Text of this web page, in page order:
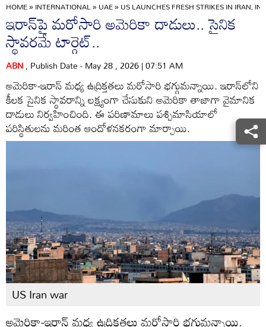
HOME»INTERNATIONAL»UAE»US LAUNCHES FRESH STRIKES IN IRAN,
ఇరాన్‌పై మరోసారి అమెరికా దాడులు.. సైనిక
స్థావరమే టార్గెట్..
ABN, Publish Date - May 28 , 2026 | 07:51 AM
అమెరికా-ఇరాన్ మధ్య ఉద్రిక్తతలు మరోసారి భగ్గుమన్నాయి. ఇరాన్‌లోని
కీలక సైనిక స్థావరాన్ని లక్ష్యంగా చేసుకుని అమెరికా తాజాగా వైమానిక
దాడులు నిర్వహించింది. ఈ పరిణామాలు పశ్చిమాసియాలో
పరిస్థితులను మరింత ఆందోళనకరంగా మార్చాయి.
US Iran war
అమెరికా-ఇరాన్ మధ్య ఉద్రిక్తతలు మరోసారి భగ్గుమన్నాయి.